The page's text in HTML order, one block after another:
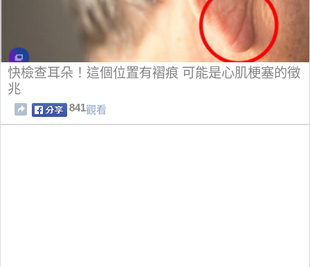
快檢查耳朵！這個位置有褶痕 可能是心肌梗塞的徵
兆
841觀看